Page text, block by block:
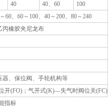
40 40、60
100
60、60～100、40～200、80～240
丙橡胶夹尼龙布
器、保位阀、手轮机构等
开(FO)；气开式(K)—失气时阀位关(FC)
指标